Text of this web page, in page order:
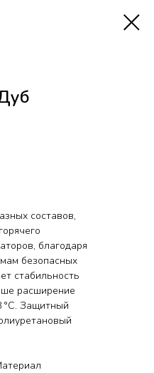
составов,
благодаря
безопасных
стабильность
расширение
°C. Защитный